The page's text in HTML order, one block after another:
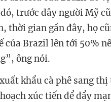
trước đây người Mỹ
thời gian gần đây, họ
của Brazil lên tới 50%
ông nói.
khẩu cà phê sang
xúc tiến để đẩy